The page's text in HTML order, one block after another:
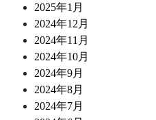
2025年1月
2024年12月
2024年11月
2024年10月
2024年9月
2024年8月
2024年7月